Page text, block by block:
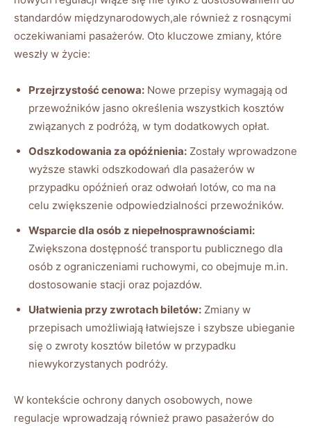
standardów ‌międzynarodowych,ale‍ również z‍ rosnącymi
oczekiwaniami pasażerów. Oto ‍kluczowe zmiany, które
weszły​ w życie:
Przejrzystość⁢ cenowa: Nowe przepisy wymagają od ​
przewoźników jasno ‍określenia ‌wszystkich kosztów
‌związanych z podróżą, ‌w tym dodatkowych opłat.
Odszkodowania za opóźnienia: Zostały wprowadzone
‌wyższe stawki odszkodowań dla pasażerów w
przypadku‌ opóźnień oraz ‌odwołań lotów, ‌co ⁣ma ⁢na
celu zwiększenie odpowiedzialności⁢ przewoźników.
Wsparcie dla osób z niepełnosprawnościami:
Zwiększona dostępność transportu publicznego dla
osób‍ z ograniczeniami‌ ruchowymi, ⁤co obejmuje m.in.
dostosowanie stacji oraz ⁢pojazdów.
Ułatwienia przy zwrotach ⁣biletów: Zmiany w
przepisach umożliwiają łatwiejsze i szybsze⁤ ubieganie‍
się o zwroty kosztów biletów w przypadku ​
niewykorzystanych podróży.
W kontekście ochrony ‌danych ⁤osobowych, nowe
regulacje wprowadzają⁤ również prawo pasażerów do